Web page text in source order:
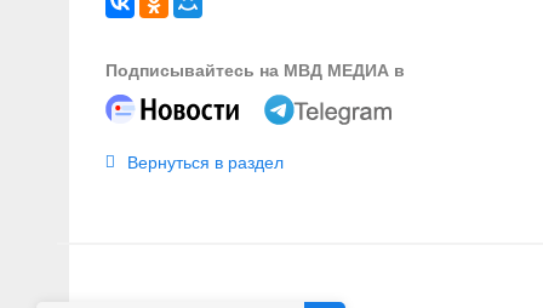
Подписывайтесь на МВД МЕДИА в
Вернуться в раздел